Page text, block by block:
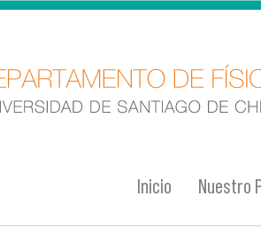
Inicio Nuestro